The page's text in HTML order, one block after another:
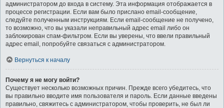
администратором до входа в систему. Эта информация отображается в
процессе регистрации. Если вам было прислано email-сообщение,
следуйте полученным инструкциям. Если email-сообщение не получено,
то возможно, что вы указали неправильный адрес email либо он
заблокирован спам-фильтром. Если вы уверены, что ввели правильный
адрес email, попробуйте связаться с администратором.
Вернуться к началу
Почему я не могу войти?
Существует несколько возможных причин. Прежде всего убедитесь, что
вы правильно вводите имя пользователя и пароль. Если данные введены
правильно, свяжитесь с администратором, чтобы проверить, не был ли